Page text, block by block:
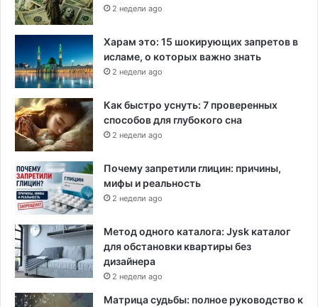
2 недели ago
Харам это: 15 шокирующих запретов в
исламе, о которых важно знать
2 недели ago
Как быстро уснуть: 7 проверенных
способов для глубокого сна
2 недели ago
Почему запретили глицин: причины,
мифы и реальность
2 недели ago
Метод одного каталога: Jysk каталог
для обстановки квартиры без
дизайнера
2 недели ago
Матрица судьбы: полное руководство к